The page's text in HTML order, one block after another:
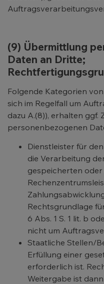
(9) Übermittlung
Daten an Dritte;
Folgende Kategorien
sich im Regelfall um
dazu A.(8)), erhalten ggf.
personenbezogenen
Dienstleister für
die Verarbeitung
gespeicherten
Rechtsgrundlage
6 Abs. 1 S. 1 lit. b
nicht um
Staatliche Stellen/
Erfüllung einer
erforderlich ist.
Weitergabe ist dann